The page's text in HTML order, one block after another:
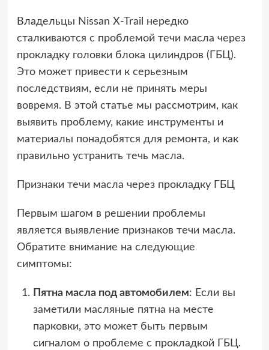
Владельцы Nissan X-Trail нередко
сталкиваются с проблемой течи масла через
прокладку головки блока цилиндров (ГБЦ).
Это может привести к серьезным
последствиям, если не принять меры
вовремя. В этой статье мы рассмотрим, как
выявить проблему, какие инструменты и
материалы понадобятся для ремонта, и как
правильно устранить течь масла.
Признаки течи масла через прокладку ГБЦ
Первым шагом в решении проблемы
является выявление признаков течи масла.
Обратите внимание на следующие
симптомы:
Пятна масла под автомобилем: Если вы
заметили масляные пятна на месте
парковки, это может быть первым
сигналом о проблеме с прокладкой ГБЦ.